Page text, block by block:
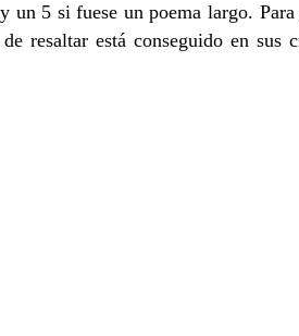
5 si fuese un poema largo.
resaltar está conseguido en